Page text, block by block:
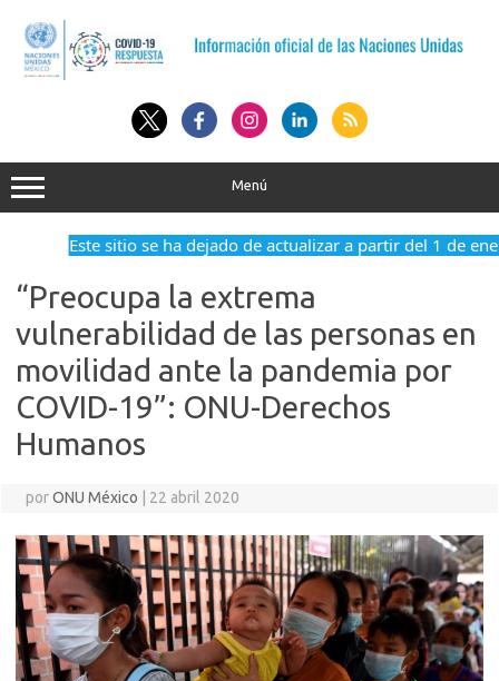
contenido
Menú
Este sitio se ha dejado de actualizar a partir del 1 de
“Preocupa la extrema
vulnerabilidad de las personas en
movilidad ante la pandemia por
COVID-19”: ONU-Derechos
Humanos
porONU México 22 abril 2020